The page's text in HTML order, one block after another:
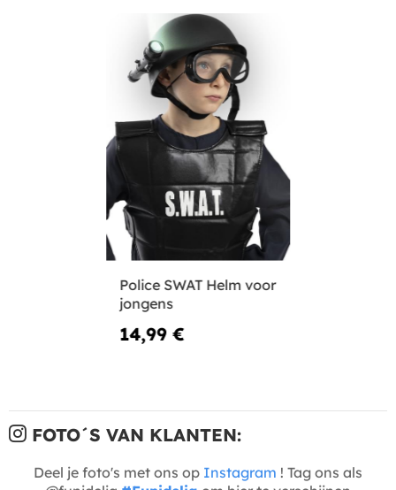
Police SWAT Helm voor
jongens
14,99 €
FOTO´S VAN KLANTEN:
Deel je foto's met ons op Instagram ! Tag ons als